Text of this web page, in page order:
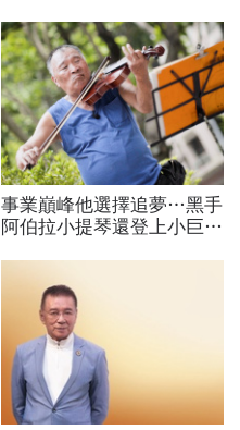
事業巔峰他選擇追夢…黑手
阿伯拉小提琴還登上小巨